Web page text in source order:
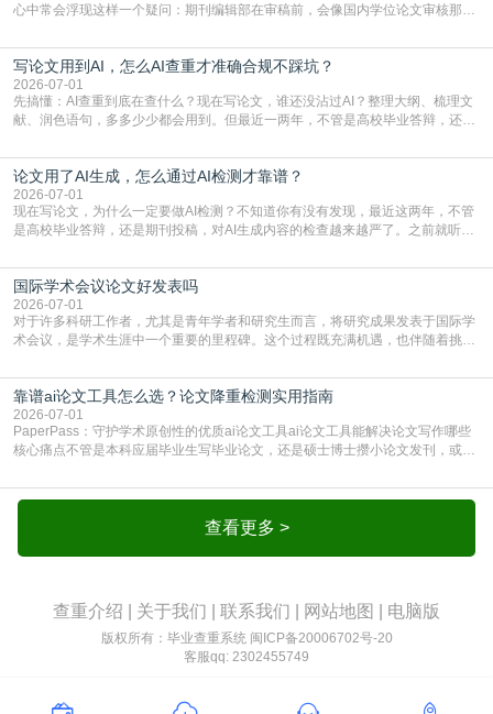
心中常会浮现这样一个疑问：期刊编辑部在审稿前，会像国内学位论文审核那
论文的初审通过率。实际上，SCI期刊对重复内容的审查是严谨投稿流程中不可
或缺的一环。本篇AEIC学术交流中心小编就为大家介绍“投稿SCI有查重吗”。
一、查重是标准流程答案是明确的：绝大多数S
写论文用到AI，怎么AI查重才准确合规不踩坑？
2026-07-01
先搞懂：AI查重到底在查什么？现在写论文，谁还没沾过AI？整理大纲、梳理文
献、润色语句，多多少少都会用到。但最近一两年，不管是高校毕业答辩，还是
须加做AI查重。很多人分不清，AI查重和普通查重到底有啥区别？这里说透：普
通查重查的是你的文字和已公开文献的重复比例，防的是抄袭；AI查重查的是你
的内容里，有多少是AI生成的，防的是过
论文用了AI生成，怎么通过AI检测才靠谱？
2026-07-01
现在写论文，为什么一定要做AI检测？不知道你有没有发现，最近这两年，不管
是高校毕业答辩，还是期刊投稿，对AI生成内容的检查越来越严了。之前就听身
要求修改，还差点被判定学术不规范，真的太冤了。现在国内多数高校和核心期
刊，都已经明确出台了相关规定：如果使用AI生成内容辅助写作，必须明确标
注，未标注的AI生成内容会被认定为不符合学
国际学术会议论文好发表吗
2026-07-01
对于许多科研工作者，尤其是青年学者和研究生而言，将研究成果发表于国际学
术会议，是学术生涯中一个重要的里程碑。这个过程既充满机遇，也伴随着挑
疑问：国际学术会议论文到底好不好发表？其价值和难度究竟如何衡量。本篇
AEIC学术交流中心小编就为大家介绍“国际学术会议论文好发表吗”。一、会议论
文发表的相对优势与期刊论文相比，国际会议论文的发
靠谱ai论文工具怎么选？论文降重检测实用指南
2026-07-01
PaperPass：守护学术原创性的优质ai论文工具ai论文工具能解决论文写作哪些
核心痛点不管是本科应届毕业生写毕业论文，还是硕士博士攒小论文发刊，或是
自己逐句读逐句改，熬好几个大夜不说，还经常改不到点上，交上去才发现重复
率超标，再返工太折腾。现在有了成熟的ai论文工具，这些痛点基本都能高效解
决。靠谱的ai论文工具，不止能帮你梳查看更多 >
查重介绍 关于我们 联系我们 网站地图 电脑版
版权所有：毕业查重系统 闽ICP备20006702号-20
客服qq: 2302455749